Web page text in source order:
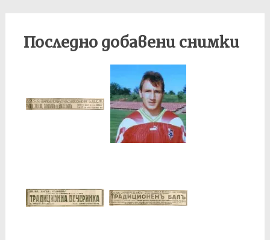
Последно добавени снимки